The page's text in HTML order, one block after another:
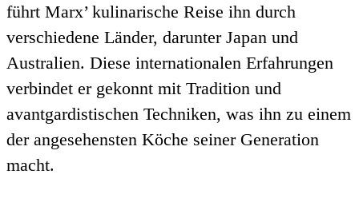
führt Marx’ kulinarische Reise ihn durch
verschiedene Länder, darunter Japan und
Australien. Diese internationalen Erfahrungen
verbindet er gekonnt mit Tradition und
avantgardistischen Techniken, was ihn zu einem
der angesehensten Köche seiner Generation
macht.